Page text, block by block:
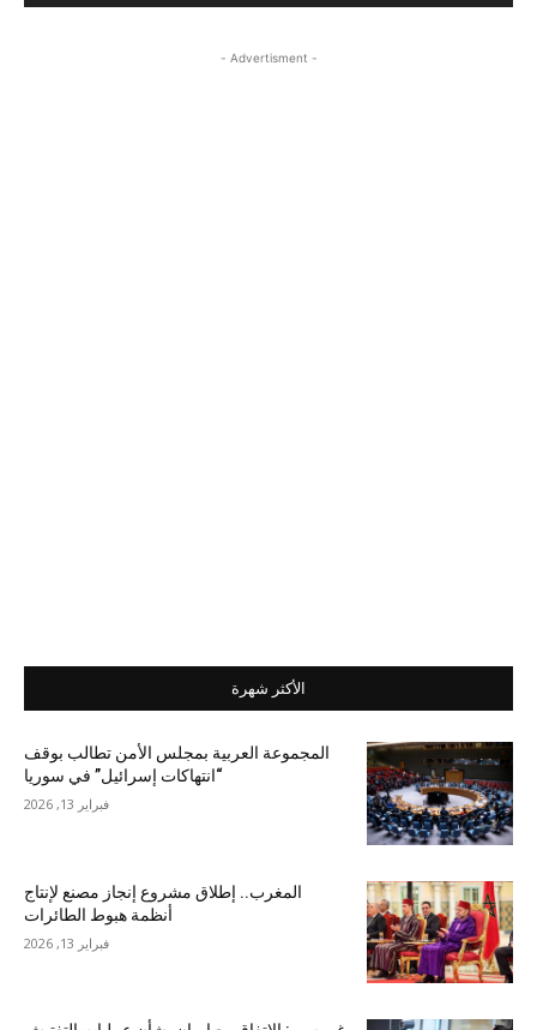
- Advertisment -
الأكثر شهرة
المجموعة العربية بمجلس الأمن تطالب بوقف
“انتهاكات إسرائيل” في سوريا
فبراير 13, 2026
المغرب.. إطلاق مشروع إنجاز مصنع لإنتاج
أنظمة هبوط الطائرات
فبراير 13, 2026